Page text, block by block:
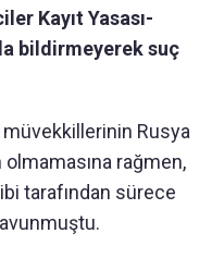
Kayıt Yasası-
bildirmeyerek suç
müvekkillerinin Rusya
rağmen,
tarafından sürece